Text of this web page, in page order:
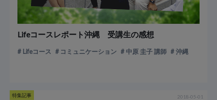
Lifeコースレポート沖縄 受講生の感想
Lifeコース コミュニケーション 中原 圭子 講師 沖縄
特集記事 2018-05-01